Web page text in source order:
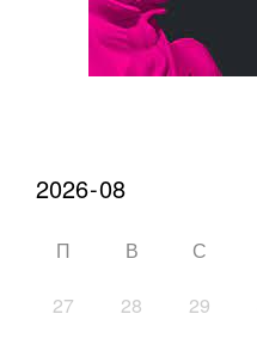
П В С
27 28 29